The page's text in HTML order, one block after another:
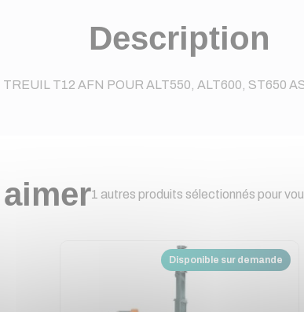
Description
TREUIL T12 AFN POUR ALT550, ALT600, ST650
1 autres produits sélectionnés pour
Disponible sur demande